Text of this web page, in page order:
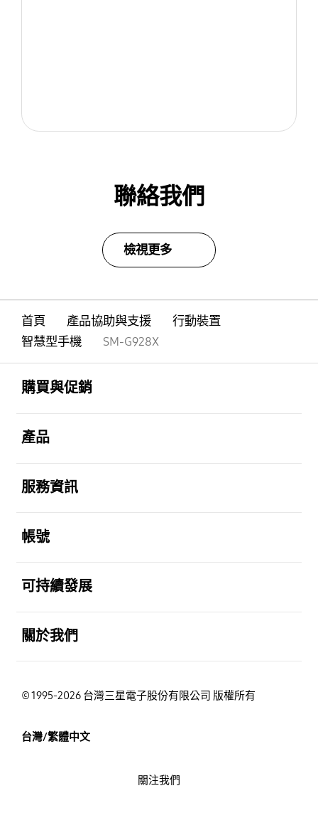
聯絡我們
檢視更多
首頁 產品協助與支援
行動裝置
智慧型手機
SM-G928X
購買與促銷
產品
服務資訊
帳號
可持續發展
關於我們
© 1995-2026 台灣三星電子股份有限公司 版權所有
台灣/繁體中文
關注我們